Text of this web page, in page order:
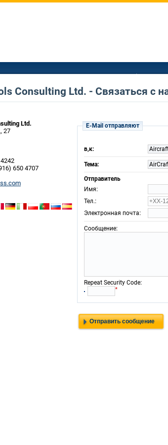
Consulting Ltd. - Связаться с
Ltd.
27
650 4707
E-Mail отправляют
в,к:
Тема:
Отправитель
Имя:
Тел.:
Электронная почта:
Сообщение:
Repeat Security Code:
*